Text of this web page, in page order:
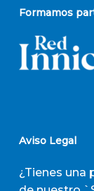
Formamos
Aviso Legal
¿Tienes una